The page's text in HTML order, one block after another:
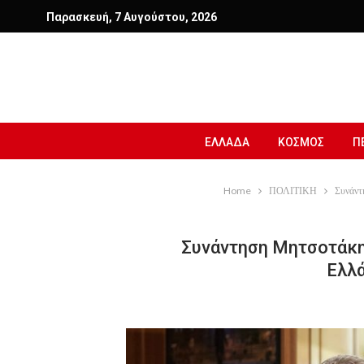
Παρασκευή, 7 Αυγούστου, 2026
ΕΛΛΑΔΑ ΚΟΣΜΟΣ
Home ΠΟΛΙΤΙΚΗ
Συνάντηση